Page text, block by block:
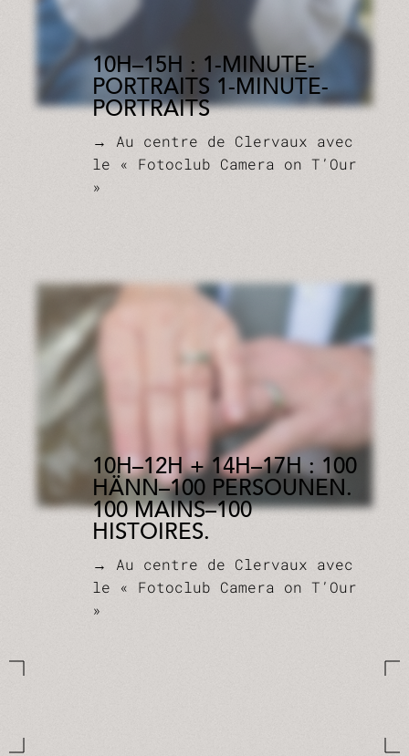
10H–15H : 1-MINUTE-
PORTRAITS 1-MINUTE-
PORTRAITS
→ Au centre de Clervaux avec
le « Fotoclub Camera on T’Our
»
10H–12H + 14H–17H : 100
HÄNN–100 PERSOUNEN.
100 MAINS–100
HISTOIRES.
→ Au centre de Clervaux avec
le « Fotoclub Camera on T’Our
»